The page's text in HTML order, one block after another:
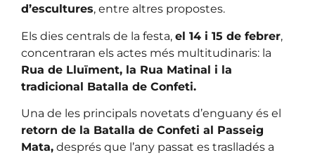
d’escultures, entre altres propostes.
Els dies centrals de la festa, el 14 i 15 de febrer,
concentraran els actes més multitudinaris: la
Rua de Lluïment, la Rua Matinal i la
tradicional Batalla de Confeti.
Una de les principals novetats d’enguany és el
retorn de la Batalla de Confeti al Passeig
Mata, després que l’any passat es traslladés a